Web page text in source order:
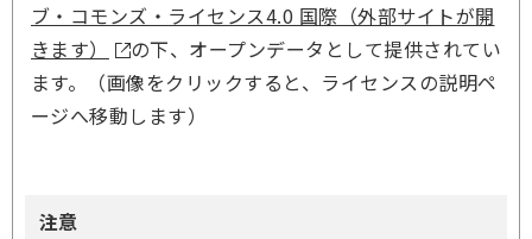
ブ・コモンズ・ライセンス4.0 国際（外部サイトが開
きます）
の下、オープンデータとして提供されてい
ます。（画像をクリックすると、ライセンスの説明ペ
ージへ移動します）
注意